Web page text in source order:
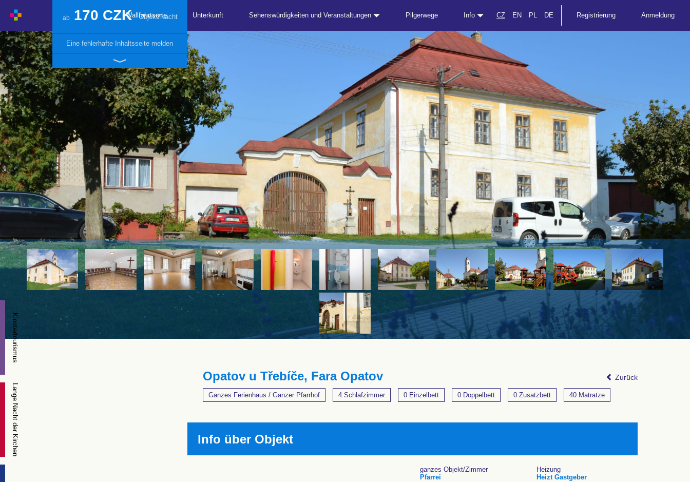
ab 170 CZK Objekt/Nacht
Eine fehlerhafte Inhaltsseite melden
Wallfahrtsorte Unterkunft Sehenswürdigkeiten und Veranstaltungen Pilgerwege Info CZ EN PL DE Registrierung Anmeldung
Opatov u Třebíče, Fara Opatov Zurück
Ganzes Ferienhaus / Ganzer Pfarrhof 4 Schlafzimmer 0 Einzelbett 0 Doppelbett 0 Zusatzbett 40 Matratze
Info über Objekt
ganzes Objekt/Zimmer
Pfarrei
Heizung
Heizt Gastgeber
Klostertourismus
Lange Nacht der Kirchen